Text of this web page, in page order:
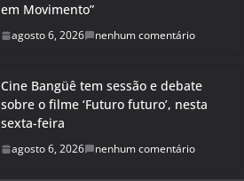
em Movimento”
agosto 6, 2026 nenhum comentário
Cine Bangüê tem sessão e debate
sobre o filme ‘Futuro futuro’, nesta
sexta-feira
agosto 6, 2026 nenhum comentário